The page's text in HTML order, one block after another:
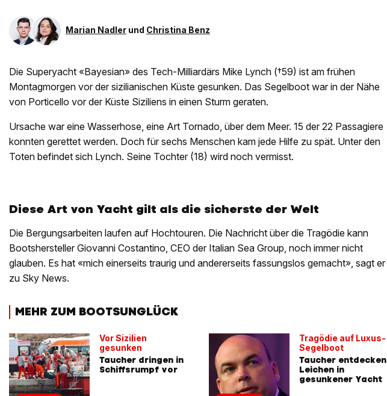
Marian Nadler und Christina Benz
Die Superyacht «Bayesian» des Tech-Milliardärs Mike Lynch (†59) ist am frühen
Montagmorgen vor der sizilianischen Küste gesunken. Das Segelboot war in der Nähe
von Porticello vor der Küste Siziliens in einen Sturm geraten.
Ursache war eine Wasserhose, eine Art Tornado, über dem Meer. 15 der 22 Passagiere
konnten gerettet werden. Doch für sechs Menschen kam jede Hilfe zu spät. Unter den
Toten befindet sich Lynch. Seine Tochter (18) wird noch vermisst.
Diese Art von Yacht gilt als die sicherste der Welt
Die Bergungsarbeiten laufen auf Hochtouren. Die Nachricht über die Tragödie kann
Bootshersteller Giovanni Costantino, CEO der Italian Sea Group, noch immer nicht
glauben. Es hat «mich einerseits traurig und andererseits fassungslos gemacht», sagt er
zu Sky News.
MEHR ZUM BOOTSUNGLÜCK
Vor Sizilien
gesunken
Taucher dringen in
Schiffsrumpf vor
Tragödie auf Luxus-
Segelboot
Taucher entdecken
Leichen in
gesunkener Yacht